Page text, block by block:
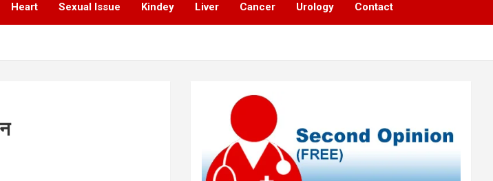
Heart Sexual Issue Kindey Liver Cancer Urology Contact